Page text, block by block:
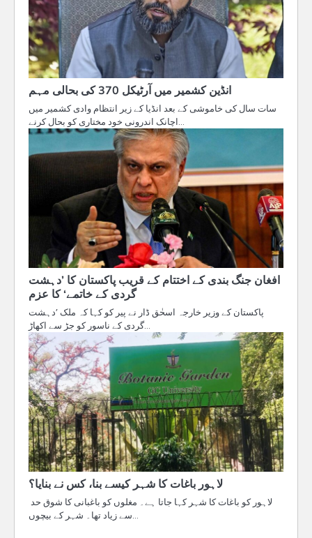
انڈین کشمیر میں آرٹیکل 370 کی بحالی مہم
سات سال کی خاموشی کے بعد انڈیا کے زیر انتظام وادی کشمیر میں
اچانک اندرونی خود مختاری کو بحال کرنے…
افغان جنگ بندی کے اختتام کے قریب پاکستان کا ’دہشت
گردی کے خاتمے‘ کا عزم
پاکستان کے وزیر خارجہ اسحٰق ڈار نے پیر کو کہا کہ ملک ’دہشت
گردی کے ناسور کو جڑ سے اکھاڑ…
لاہور باغات کا شہر کیسے بنا، کس نے بنایا؟
سے زیاد تھا۔ شہر کے بیچوں…